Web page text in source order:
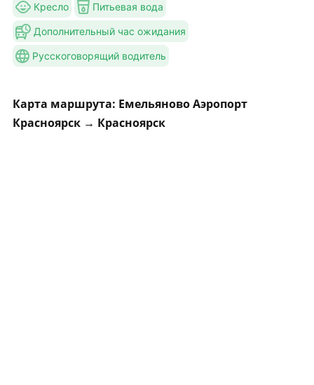
Кресло Питьевая вода
Дополнительный час ожидания
Русскоговорящий водитель
Карта маршрута: Емельяново Аэропорт
Красноярск → Красноярск